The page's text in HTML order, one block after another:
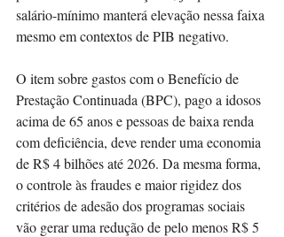
salário-mínimo manterá elevação nessa faixa
mesmo em contextos de PIB negativo.
O item sobre gastos com o Benefício de
Prestação Continuada (BPC), pago a idosos
acima de 65 anos e pessoas de baixa renda
com deficiência, deve render uma economia
de R$ 4 bilhões até 2026. Da mesma forma,
o controle às fraudes e maior rigidez dos
critérios de adesão dos programas sociais
vão gerar uma redução de pelo menos R$ 5